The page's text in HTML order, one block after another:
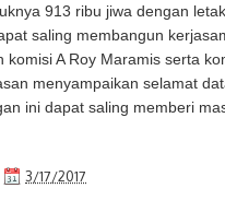
913 ribu jiwa dengan
saling membangun
A Roy Maramis serta
menyampaikan selamat
ini dapat saling memberi
3/17/2017